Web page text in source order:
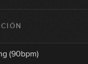
(90bpm)